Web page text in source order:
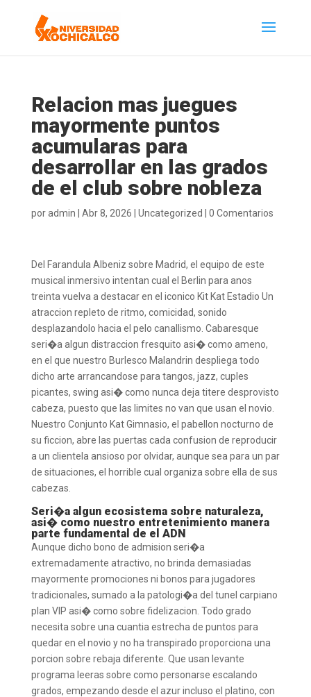
Relacion mas juegues
mayormente puntos
acumularas para
desarrollar en las grados
de el club sobre nobleza
poradmin Abr 8, 2026 Uncategorized 0 Comentarios
Del Farandula Albeniz sobre Madrid, el equipo de este
musical inmersivo intentan cual el Berlin para anos
treinta vuelva a destacar en el iconico Kit Kat Estadio Un
atraccion repleto de ritmo, comicidad, sonido
desplazandolo hacia el pelo canallismo. Cabaresque
seri�a algun distraccion fresquito asi� como ameno,
en el que nuestro Burlesco Malandrin despliega todo
dicho arte arrancandose para tangos, jazz, cuples
picantes, swing asi� como nunca deja titere desprovisto
cabeza, puesto que las limites no van que usan el novio.
Nuestro Conjunto Kat Gimnasio, el pabellon nocturno de
su ficcion, abre las puertas cada confusion de reproducir
a un clientela ansioso por olvidar, aunque sea para un par
de situaciones, el horrible cual organiza sobre ella de sus
cabezas.
Seri�a algun ecosistema sobre naturaleza,
asi� como nuestro entretenimiento manera
parte fundamental de el ADN
Aunque dicho bono de admision seri�a
extremadamente atractivo, no brinda demasiadas
mayormente promociones ni bonos para jugadores
tradicionales, sumado a la patologi�a del tunel carpiano
plan VIP asi� como sobre fidelizacion. Todo grado
necesita sobre una cuantia estrecha de puntos para
quedar en el novio y no ha transpirado proporciona una
porcion sobre rebaja diferente. Que usan levante
programa leeras sobre como personarse escalando
grados, empezando desde el azur incluso el platino, con